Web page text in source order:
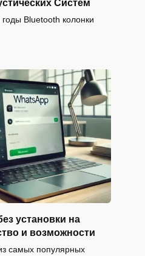
Систем
Bluetooth колонки
установки на
и возможности
самых популярных